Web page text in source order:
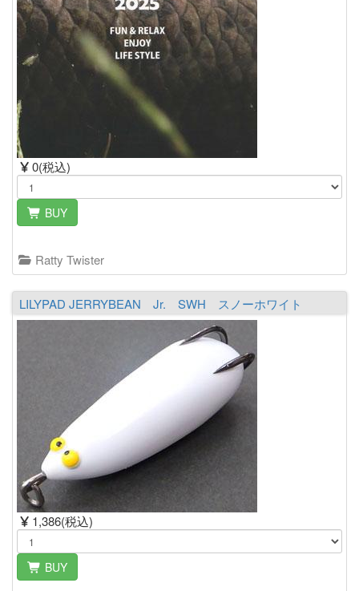
0(税込)
BUY
Ratty Twister
LILYPAD JERRYBEAN Jr. SWH スノーホワイト
1,386(税込)
BUY